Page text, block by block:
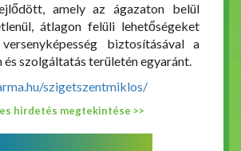
amely az ágazaton belül
átlagon felüli lehetőségeket
biztosításával a
és szolgáltatás területén egyaránt.
szigetszentmiklos/
hirdetés megtekintése >>